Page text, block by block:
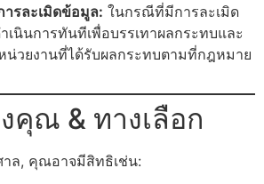
รละเมิดข้อมูล: ในกรณีที่มีการละเมิด
เนินการทันทีเพื่อบรรเทาผลกระทบและ
น่วยงานที่ได้รับผลกระทบตามที่กฎหมาย
คุณ & ทางเลือก
ล, คุณอาจมีสิทธิเช่น: